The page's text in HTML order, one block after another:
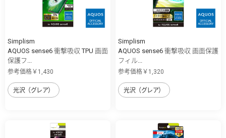
Simplism
AQUOS sense6 衝撃吸収 TPU 画面
保護フ...
参考価格￥1,430
光沢（グレア）
Simplism
AQUOS sense6 衝撃吸収 画面保護
フィル...
参考価格￥1,320
光沢（グレア）